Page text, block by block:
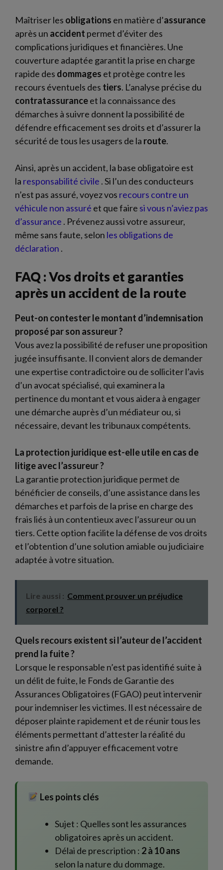
Maîtriser les obligations en matière d’assurance
après un accident permet d’éviter des
complications juridiques et financières. Une
couverture adaptée garantit la prise en charge
rapide des dommages et protège contre les
recours éventuels des tiers. L’analyse précise du
contratassuranceet la connaissance des
démarches à suivre donnent la possibilité de
défendre efficacement ses droits et d’assurer la
sécurité de tous les usagers de la route.
Ainsi, après un accident, la base obligatoire est
la responsabilité civile . Si l’un des conducteurs
n’est pas assuré, voyez vos recours contre un
véhicule non assuré et que faire si vous n’aviez pas
d’assurance . Prévenez aussi votre assureur,
même sans faute, selon les obligations de
déclaration .
FAQ : Vos droits et garanties
après un accident de la route
Peut-on contester le montant d’indemnisation
proposé par son assureur ?
Vous avez la possibilité de refuser une proposition
jugée insuffisante. Il convient alors de demander
une expertise contradictoire ou de solliciter l’avis
d’un avocat spécialisé, qui examinera la
pertinence du montant et vous aidera à engager
une démarche auprès d’un médiateur ou, si
nécessaire, devant les tribunaux compétents.
La protection juridique est-elle utile en cas de
litige avec l’assureur ?
La garantie protection juridique permet de
bénéficier de conseils, d’une assistance dans les
démarches et parfois de la prise en charge des
frais liés à un contentieux avec l’assureur ou un
tiers. Cette option facilite la défense de vos droits
et l’obtention d’une solution amiable ou judiciaire
adaptée à votre situation.
Lire aussi : Comment prouver un préjudice
corporel ?
Quels recours existent si l’auteur de l’accident
prend la fuite ?
Lorsque le responsable n’est pas identifié suite à
un délit de fuite, le Fonds de Garantie des
Assurances Obligatoires (FGAO) peut intervenir
pour indemniser les victimes. Il est nécessaire de
déposer plainte rapidement et de réunir tous les
éléments permettant d’attester la réalité du
sinistre afin d’appuyer efficacement votre
demande.
Les points clés
Sujet : Quelles sont les assurances
obligatoires après un accident.
Délai de prescription : 2 à 10 ans
selon la nature du dommage.